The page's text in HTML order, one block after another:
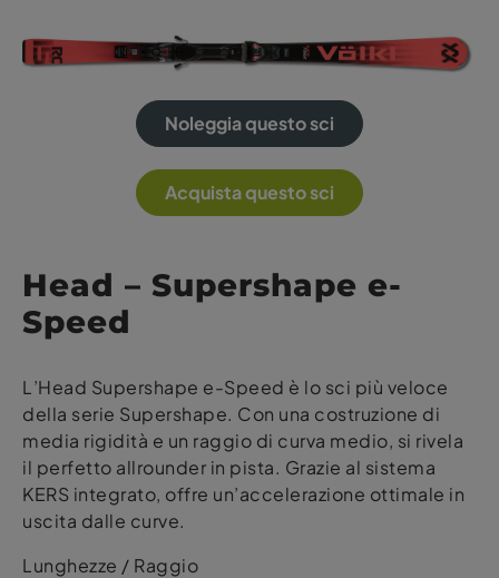
Noleggia questo sci
Acquista questo sci
Head – Supershape e-
Speed
L’Head Supershape e-Speed è lo sci più veloce
della serie Supershape. Con una costruzione di
media rigidità e un raggio di curva medio, si rivela
il perfetto allrounder in pista. Grazie al sistema
KERS integrato, offre un’accelerazione ottimale in
uscita dalle curve.
Lunghezze / Raggio